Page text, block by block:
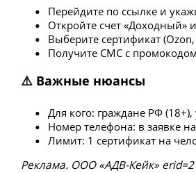
Перейдите по ссылке и
Откройте счет «Доходный»
Выберите сертификат
Получите СМС с
⚠️ Важные нюансы
Для кого: граждане РФ
Номер телефона: в заявке
Лимит: 1 сертификат на
Рeклaмa. ООО «АДВ-Кейк»